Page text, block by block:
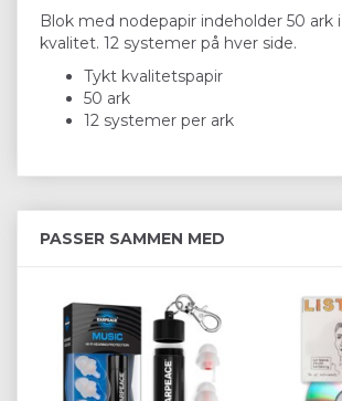
Blok med nodepapir indeholder 50
kvalitet. 12 systemer på hver side.
Tykt kvalitetspapir
50 ark
12 systemer per ark
PASSER SAMMEN MED